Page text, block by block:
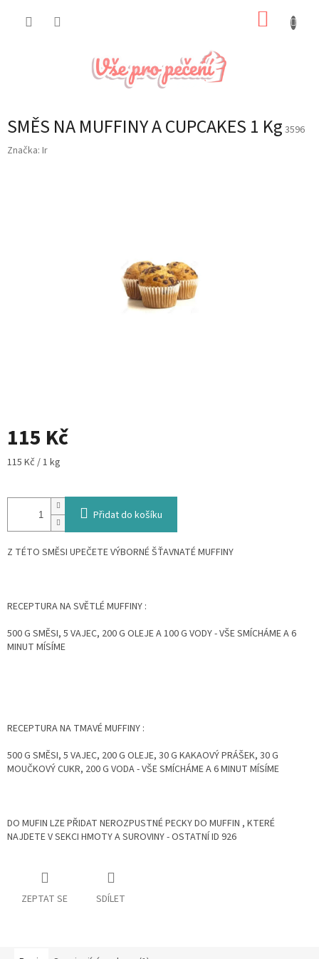
SMĚS NA MUFFINY A CUPCAKES 1 Kg 3596
Značka: Ir
115 Kč
Měrná
115 Kč / 1 kg
Přidat do košíku
Z TÉTO SMĚSI UPEČETE VÝBORNÉ ŠŤAVNATÉ MUFFINY
RECEPTURA NA SVĚTLÉ MUFFINY :
500 G SMĚSI, 5 VAJEC, 200 G OLEJE A 100 G VODY - VŠE SMÍCHÁME A 6
MINUT MÍSÍME
RECEPTURA NA TMAVÉ MUFFINY :
500 G SMĚSI, 5 VAJEC, 200 G OLEJE, 30 G KAKAOVÝ PRÁŠEK, 30 G
MOUČKOVÝ CUKR, 200 G VODA - VŠE SMÍCHÁME A 6 MINUT MÍSÍME
DO MUFIN LZE PŘIDAT NEROZPUSTNÉ PECKY DO MUFFIN , KTERÉ
NAJDETE V SEKCI HMOTY A SUROVINY - OSTATNÍ ID 926
ZEPTAT SE SDÍLET